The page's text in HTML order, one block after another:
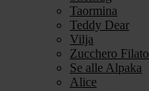
Taormina
Teddy Dear
Vilja
Zucchero Filato
Se alle Alpaka
Alice